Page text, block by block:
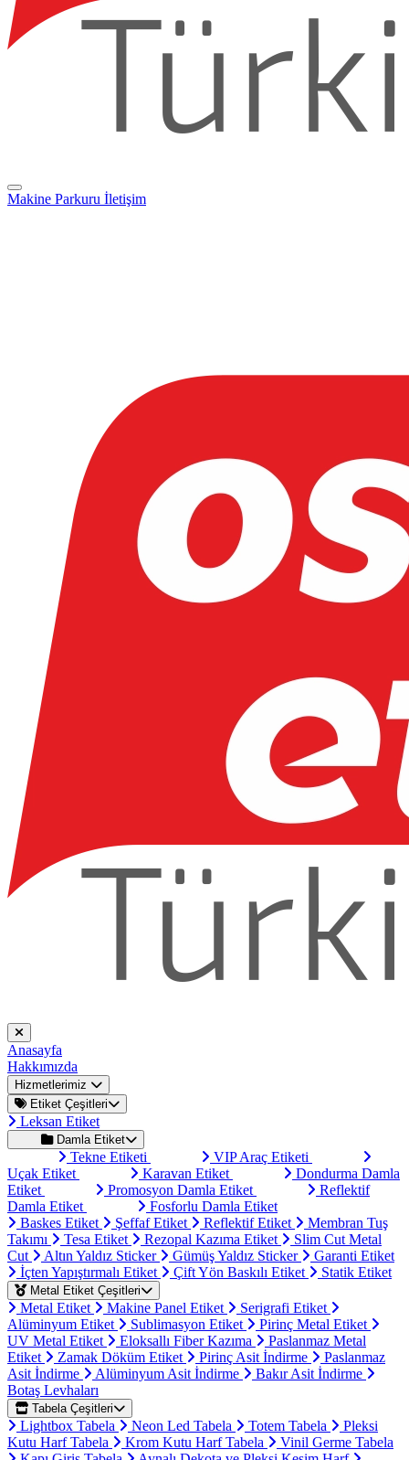
Makine Parkuru İletişim
Anasayfa
Hakkımızda
Hizmetlerimiz
Etiket Çeşitleri
Leksan Etiket
Damla Etiket
Tekne Etiketi
VIP Araç Etiketi
Uçak Etiket
Karavan Etiket
Dondurma Damla
Etiket
Promosyon Damla Etiket
Reflektif
Damla Etiket
Fosforlu Damla Etiket
Baskes Etiket
Şeffaf Etiket Reflektif Etiket
Membran Tuş
Takımı
Tesa Etiket Rezopal Kazıma Etiket
Slim Cut Metal
Cut
Altın Yaldız Sticker Gümüş Yaldız Sticker
Garanti Etiket
İçten Yapıştırmalı Etiket
Çift Yön Baskılı Etiket Statik Etiket
Metal Etiket Çeşitleri
Metal Etiket Makine Panel Etiket
Serigrafi Etiket
Alüminyum Etiket
Sublimasyon Etiket
Pirinç Metal Etiket
UV Metal Etiket
Eloksallı Fiber Kazıma
Paslanmaz Metal
Etiket
Zamak Döküm Etiket Pirinç Asit İndirme
Paslanmaz
Asit İndirme
Alüminyum Asit İndirme
Bakır Asit İndirme
Botaş Levhaları
Tabela Çeşitleri
Lightbox Tabela Neon Led Tabela Totem Tabela
Pleksi
Kutu Harf Tabela
Krom Kutu Harf Tabela
Vinil Germe Tabela